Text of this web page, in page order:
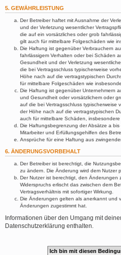
5. GEWÄHRLEISTUNG
Der Betreiber haftet mit Ausnahme der
und der Verletzung wesentlicher
die auf ein vorsätzliches oder grob
gilt auch für mittelbare Folgeschäden wie
Die Haftung ist gegenüber Verbrauchern
fahrlässigem Verhalten oder bei Schäden
Gesundheit und der Verletzung
die bei Vertragsschluss typischerweise
Höhe nach auf die vertragstypischen
für mittelbare Folgeschäden wie
Die Haftung ist gegenüber Unternehmern
und Gesundheit oder vorsätzlichem oder
auf die bei Vertragsschluss typischerweise
der Höhe nach auf die vertragstypischen
auch für mittelbare Schäden,
Die Haftungsbegrenzung der Absätze a
Mitarbeiter und Erfüllungsgehilfen des
Ansprüche für eine Haftung aus
6. ÄNDERUNGSVORBEHALT
Der Betreiber ist berechtigt, die
zu ändern. Die Änderung wird dem Nutzer
Der Nutzer ist berechtigt, den Änderungen
Widerspruchs erlischt das zwischen dem
Vertragsverhältnis mit sofortiger Wirkung.
Die Änderungen gelten als anerkannt und
Änderungen zugestimmt hat.
Informationen über den Umgang mit
Datenschutzerklärung enthalten.